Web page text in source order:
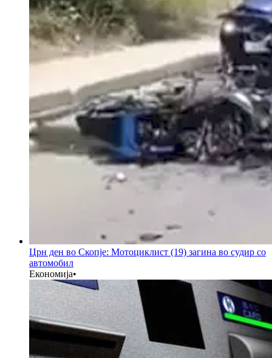
Црн ден во Скопје: Мотоциклист (19) загина во судир со
автомобил
Економија•